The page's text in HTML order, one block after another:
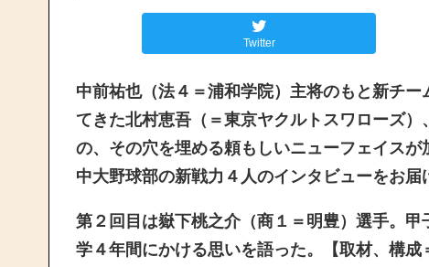
Twitter
中前祐也（法４＝浦和学院）主将のもと新チ
てきた北村恵吾（＝東京ヤクルトスワローズ
の、その穴を埋める頼もしいニューフェイス
中大野球部の新戦力４人のインタビューをお届
第２回目は嶽下桃之介（商１＝明豊）選手。
学４年間にかける思いを語った。【取材、構成